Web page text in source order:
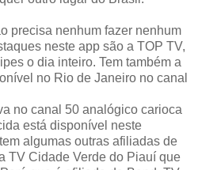
precisa nenhum fazer nenhum
neste app são a TOP TV,
o dia inteiro. Tem também a
no Rio de Janeiro no canal
no canal 50 analógico carioca
está disponível neste
algumas outras afiliadas de
TV Cidade Verde do Piauí que